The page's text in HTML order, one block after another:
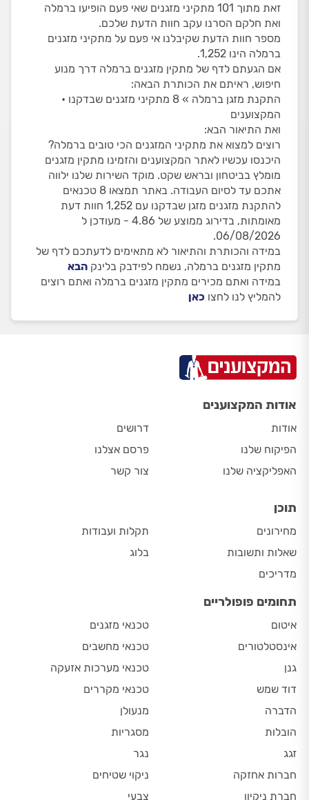
זאת מתוך 101 מתקיני מזגנים שאי פעם הופיעו ברמלה
ואת חלקם הסרנו עקב חוות הדעת שלכם.
מספר חוות הדעת שקיבלנו אי פעם על מתקיני מזגנים
ברמלה הינו 1,252.
אם הגעתם לדף של מתקין מזגנים ברמלה דרך מנוע
חיפוש, ראיתם את הכותרת הבאה:
התקנת מזגן ברמלה » 8 מתקיני מזגנים שבדקנו •
המקצוענים
ואת התיאור הבא:
רוצים למצוא את מתקיני המזגנים הכי טובים ברמלה?
היכנסו עכשיו לאתר המקצוענים והזמינו מתקין מזגנים
מומלץ בביטחון ובראש שקט. מוקד השירות שלנו ילווה
אתכם עד לסיום העבודה. באתר תמצאו 8 טכנאים
להתקנת מזגנים מזגן שבדקנו עם 1,252 חוות דעת
מאומתות, בדירוג ממוצע של 4.86 - מעודכן ל
06/08/2026.
במידה והכותרת והתיאור לא מתאימים לדעתכם לדף של
מתקין מזגנים ברמלה, נשמח לפידבק בלינק הבא
במידה ואתם מכירים מתקין מזגנים ברמלה ואתם רוצים
להמליץ לנו לחצו כאן
אודות המקצוענים
אודות
הפיקוח שלנו
האפליקציה שלנו
דרושים
פרסם אצלנו
צור קשר
תוכן
מחירונים
שאלות ותשובות
מדריכים
תקלות ועבודות
בלוג
תחומים פופולריים
איטום
אינסטלטורים
גנן
דוד שמש
הדברה
הובלות
זגג
חברות אחזקה
חברת ניקיון
טכנאי מזגנים
טכנאי מחשבים
טכנאי מערכות אזעקה
טכנאי מקררים
מנעולן
מסגריות
נגר
ניקוי שטיחים
צבעי